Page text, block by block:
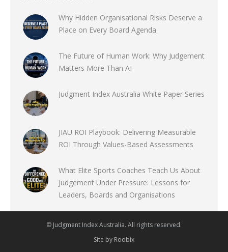
Why Hidden Organisational Risks Deserve a
Place on Every Board Agenda
The Future of Human Work: Why Judgement
Matters More Than AI
Judgment Index Australia White Paper Series
JIAU ROI Playbook: Delivering Measurable
ROI Through Values-Based Assessments
What Elite Sports Coaches Teach Us About
Judgement Under Pressure: Lessons for
Leaders, Boards and Organisations
© Judgment Index Australia. All rights reserved.
Site by Roobix